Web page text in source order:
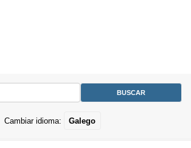
Cambiar idioma: Galego